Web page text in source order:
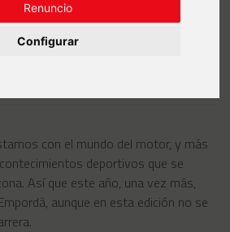
Renuncio
Configurar
con el mundo del motor, y más
deportivos que se
Así que este año, una vez más,
aunque en esta edición no se